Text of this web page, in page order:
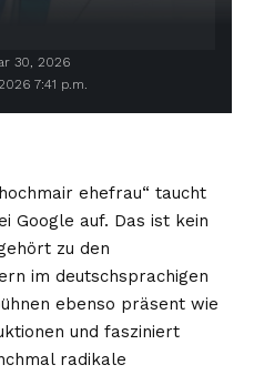
7:41 p.m.
30, 2026
ehefrau“ taucht
Google auf. Das ist kein
zu den
im deutschsprachigen
ebenso präsent wie
und fasziniert
radikale